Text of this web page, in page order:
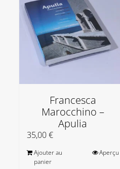
Francesca
Marocchino –
Apulia
35,00€
Ajouter au
panier
Aperçu